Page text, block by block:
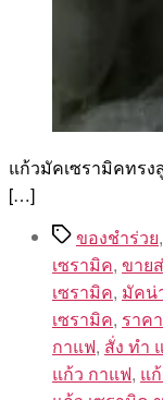
แก้วมัคเซรามิคทรง
[…]
Tagsของชำร่วย,
เซรามิค, ขาย
เซรามิค, มัคน่
เซรามิค, ราค
กาแฟ, สั่ง ทํา
แก้ว กาแฟ, แ